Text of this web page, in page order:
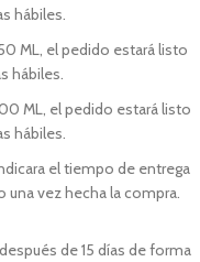
hábiles.
ML, el pedido estará listo
hábiles.
ML, el pedido estará listo
hábiles.
el tiempo de entrega
vez hecha la compra.
de 15 días de forma